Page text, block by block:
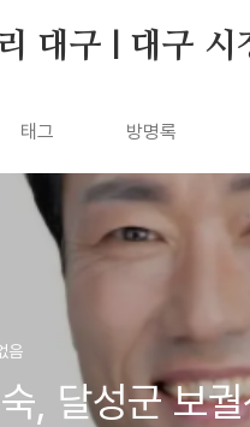
대구 | 대구 시
태그 방명록
음
, 달성군 보